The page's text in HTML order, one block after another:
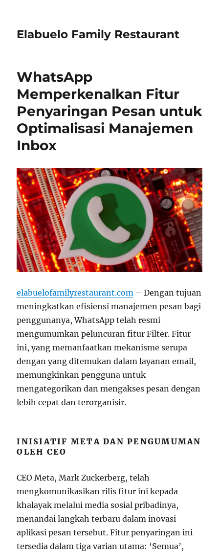
Elabuelo Family Restaurant
WhatsApp
Memperkenalkan Fitur
Penyaringan Pesan untuk
Optimalisasi Manajemen
Inbox
elabuelofamilyrestaurant.com – Dengan tujuan
meningkatkan efisiensi manajemen pesan bagi
penggunanya, WhatsApp telah resmi
mengumumkan peluncuran fitur Filter. Fitur
ini, yang memanfaatkan mekanisme serupa
dengan yang ditemukan dalam layanan email,
memungkinkan pengguna untuk
mengategorikan dan mengakses pesan dengan
lebih cepat dan terorganisir.
INISIATIF META DAN PENGUMUMAN
OLEH CEO
CEO Meta, Mark Zuckerberg, telah
mengkomunikasikan rilis fitur ini kepada
khalayak melalui media sosial pribadinya,
menandai langkah terbaru dalam inovasi
aplikasi pesan tersebut. Fitur penyaringan ini
tersedia dalam tiga varian utama: ‘Semua’,